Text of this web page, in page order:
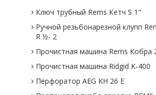
Ключ трубный Rems Кетч S 1"
Ручной резьбонарезной клупп
R ½- 2
Прочистная машина Rems Кобра
Прочистная машина Ridgid K-400
Перфоратор AEG KH 26 E